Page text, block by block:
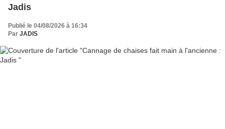
Jadis
Publié le 04/08/2026 à 16:34
Par JADIS